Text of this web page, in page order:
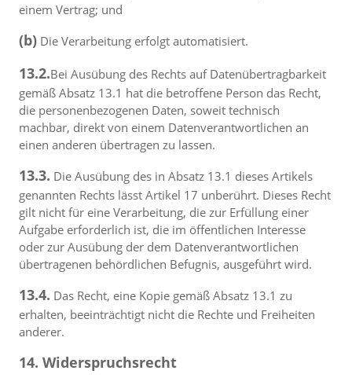
einem Vertrag; und
(b) Die Verarbeitung erfolgt automatisiert.
13.2.Bei Ausübung des Rechts auf Datenübertragbarkeit
gemäß Absatz 13.1 hat die betroffene Person das Recht,
die personenbezogenen Daten, soweit technisch
machbar, direkt von einem Datenverantwortlichen an
einen anderen übertragen zu lassen.
13.3. Die Ausübung des in Absatz 13.1 dieses Artikels
genannten Rechts lässt Artikel 17 unberührt. Dieses Recht
gilt nicht für eine Verarbeitung, die zur Erfüllung einer
Aufgabe erforderlich ist, die im öffentlichen Interesse
oder zur Ausübung der dem Datenverantwortlichen
übertragenen behördlichen Befugnis, ausgeführt wird.
13.4. Das Recht, eine Kopie gemäß Absatz 13.1 zu
erhalten, beeinträchtigt nicht die Rechte und Freiheiten
anderer.
14. Widerspruchsrecht